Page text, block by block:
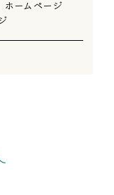
ホームページ